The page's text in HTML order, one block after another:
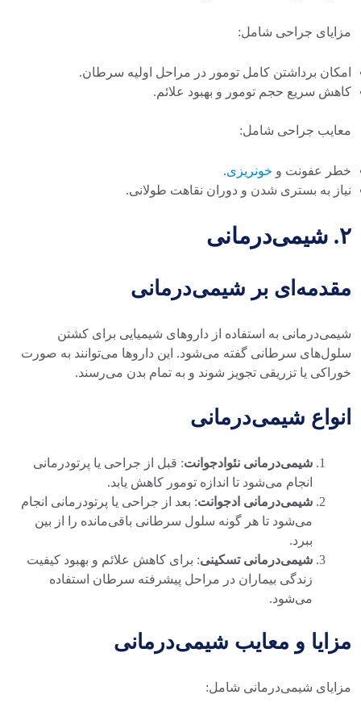
مزایای جراحی شامل:
امکان برداشتن کامل تومور در مراحل اولیه سرطان.
کاهش سریع حجم تومور و بهبود علائم.
معایب جراحی شامل:
خطر عفونت و خونریزی.
نیاز به بستری شدن و دوران نقاهت طولانی.
۲. شیمی‌درمانی
مقدمه‌ای بر شیمی‌درمانی
شیمی‌درمانی به استفاده از داروهای شیمیایی برای کشتن
سلول‌های سرطانی گفته می‌شود. این داروها می‌توانند به صورت
خوراکی یا تزریقی تجویز شوند و به تمام بدن می‌رسند.
انواع شیمی‌درمانی
شیمی‌درمانی نئوادجوانت: قبل از جراحی یا پرتودرمانی
انجام می‌شود تا اندازه تومور کاهش یابد.
شیمی‌درمانی ادجوانت: بعد از جراحی یا پرتودرمانی انجام
می‌شود تا هر گونه سلول سرطانی باقی‌مانده را از بین
ببرد.
شیمی‌درمانی تسکینی: برای کاهش علائم و بهبود کیفیت
زندگی بیماران در مراحل پیشرفته سرطان استفاده
می‌شود.
مزایا و معایب شیمی‌درمانی
مزایای شیمی‌درمانی شامل: